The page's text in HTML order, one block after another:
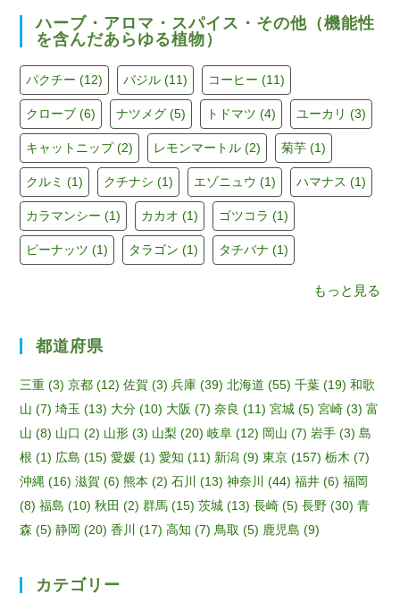
c
e
b
o
o
k
a
gr
a
m
tt
er
u
T
u
b
e
C
h
a
n
n
ハーブ・アロマ・スパイス・その他（機能性
を含んだあらゆる植物）
パクチー (12) バジル (11) コーヒー (11)
クローブ (6) ナツメグ (5) トドマツ (4) ユーカリ (3)
キャットニップ(2) レモンマートル (2) 菊芋 (1)
クルミ (1) クチナシ (1) エゾニュウ (1) ハマナス (1)
カラマンシー (1) カカオ (1) ゴツコラ (1)
ピーナッツ (1) タラゴン (1) タチバナ (1)
もっと見る
都道府県
三重 (3) 京都 (12) 佐賀 (3) 兵庫 (39) 北海道 (55) 千葉 (19) 和歌
山 (7) 埼玉 (13) 大分 (10) 大阪 (7) 奈良 (11) 宮城 (5) 宮崎 (3) 富
山 (8) 山口 (2) 山形 (3) 山梨 (20) 岐阜 (12) 岡山 (7) 岩手 (3) 島
根 (1) 広島 (15) 愛媛 (1) 愛知 (11) 新潟 (9) 東京 (157) 栃木 (7)
沖縄 (16) 滋賀 (6) 熊本 (2) 石川 (13) 神奈川 (44) 福井 (6) 福岡
(8) 福島 (10) 秋田 (2) 群馬 (15) 茨城 (13) 長崎 (5) 長野 (30) 青
森 (5) 静岡 (20) 香川 (17) 高知 (7) 鳥取 (5) 鹿児島 (9)
カテゴリー